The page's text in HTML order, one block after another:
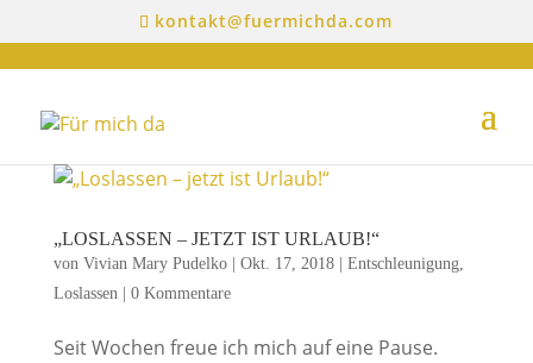
kontakt@fuermichda.com
„LOSLASSEN – JETZT IST URLAUB!“
von Vivian Mary Pudelko| Okt. 17, 2018| Entschleunigung,
Loslassen| 0 Kommentare
Seit Wochen freue ich mich auf eine Pause.